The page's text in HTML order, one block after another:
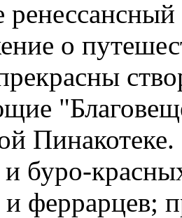
о
буро-
феррарцев;